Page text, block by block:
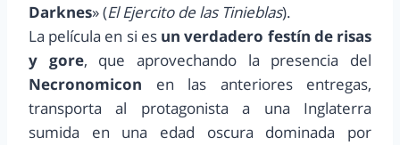
Darknes» (El Ejercito de las Tinieblas).
La película en si es un verdadero festín de risas
y gore, que aprovechando la presencia del
Necronomicon en las anteriores entregas,
transporta al protagonista a una Inglaterra
sumida en una edad oscura dominada por